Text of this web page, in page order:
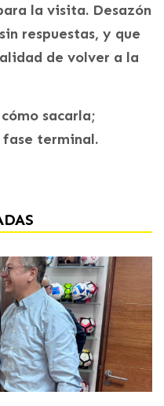
la visita. Desazón
respuestas, y que
de volver a la
sacarla;
fase terminal.